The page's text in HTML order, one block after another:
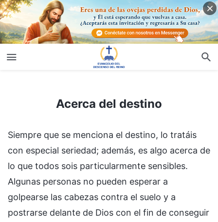
Acerca del destino
Siempre que se menciona el destino, lo tratáis
con especial seriedad; además, es algo acerca de
lo que todos sois particularmente sensibles.
Algunas personas no pueden esperar a
golpearse las cabezas contra el suelo y a
postrarse delante de Dios con el fin de conseguir